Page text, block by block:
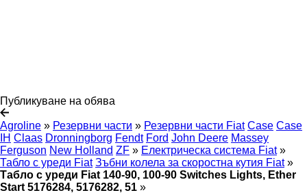
Публикуване на обява
Agroline » Резервни части » Резервни части Fiat Case Case
IH Claas Dronningborg Fendt Ford John Deere Massey
Ferguson New Holland ZF » Електрическа система Fiat »
Табло с уреди Fiat Зъбни колела за скоростна кутия Fiat »
Табло с уреди Fiat 140-90, 100-90 Switches Lights, Ether
Start 5176284, 5176282, 51 »